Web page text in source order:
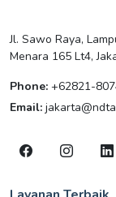
Jl. Sawo Raya,
Menara 165 Lt4,
Phone: +62821-
Email: